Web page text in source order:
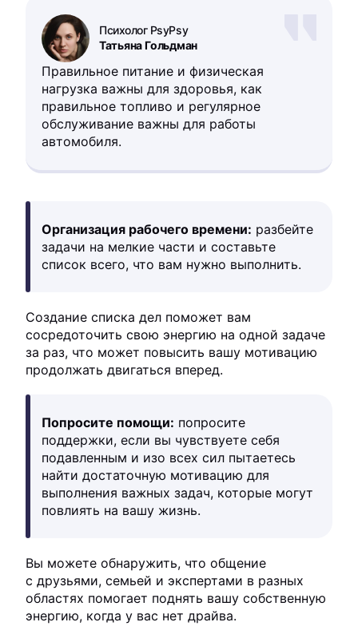
Татьяна Гольдман
Психолог PsyPsy
Правильное питание и физическая
нагрузка важны для здоровья, как
правильное топливо и регулярное
обслуживание важны для работы
автомобиля.
Организация рабочего времени: разбейте
задачи на мелкие части и составьте
список всего, что вам нужно выполнить.
Создание списка дел поможет вам
сосредоточить свою энергию на одной задаче
за раз, что может повысить вашу мотивацию
продолжать двигаться вперед.
Попросите помощи: попросите
поддержки, если вы чувствуете себя
подавленным и изо всех сил пытаетесь
найти достаточную мотивацию для
выполнения важных задач, которые могут
повлиять на вашу жизнь.
Вы можете обнаружить, что общение
с друзьями, семьей и экспертами в разных
областях помогает поднять вашу собственную
энергию, когда у вас нет драйва.